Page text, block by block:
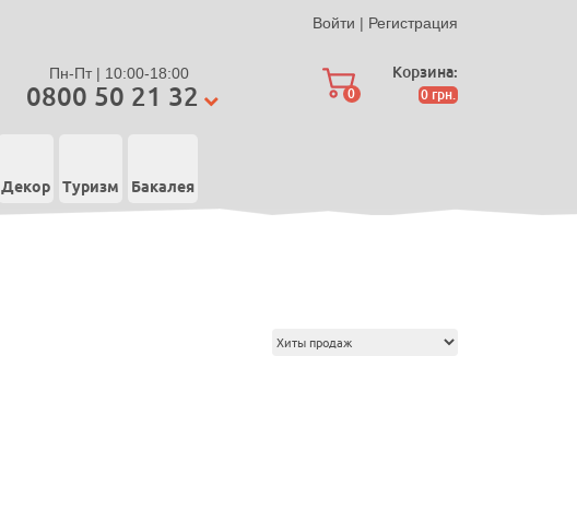
Войти | Регистрация
Пн-Пт | 10:00-18:00
0800 50 21 32 0
Корзина:
0 грн.
Декор Туризм Бакалея